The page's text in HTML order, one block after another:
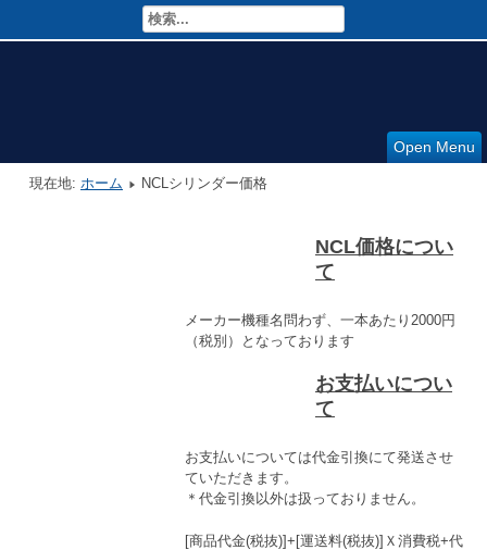
Open Menu
現在地: ホーム NCLシリンダー価格
NCL価格につい
て
メーカー機種名問わず、一本あたり2000円
（税別）となっております
お支払いについ
て
お支払いについては代金引換にて発送させ
ていただきます。
＊代金引換以外は扱っておりません。
[商品代金(税抜)]+[運送料(税抜)]Ｘ消費税+代